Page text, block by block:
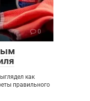
0
как
правильного